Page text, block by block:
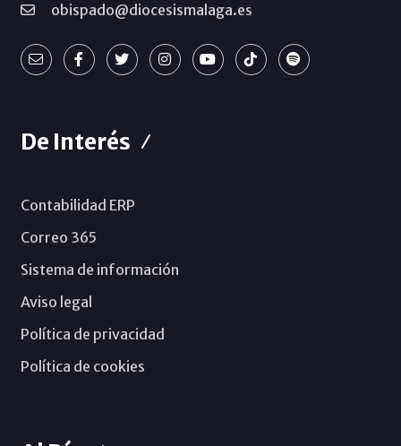
obispado@diocesismalaga.es
De Interés
Contabilidad ERP
Correo 365
Sistema de información
Aviso legal
Política de privacidad
Política de cookies